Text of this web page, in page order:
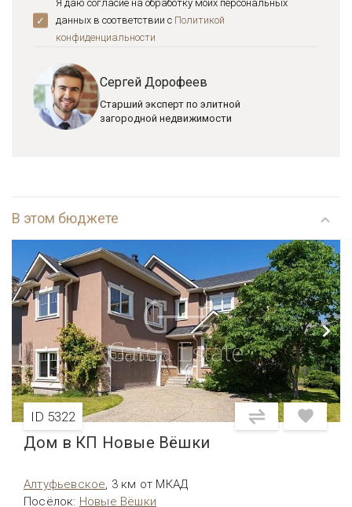
Я даю согласие на обработку моих персональных
данных в соответствии с Политикой
конфиденциальноcти
Сергей Дорофеев
Старший эксперт по элитной
загородной недвижимости
В этом бюджете
ID 5322
Дом в КП Новые Вёшки
Алтуфьевcкое, 3 км от МКАД
Посёлок: Новые Вёшки